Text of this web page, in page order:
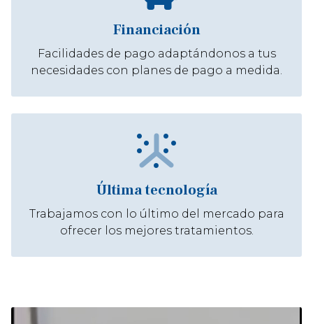
Financiación
Facilidades de pago adaptándonos a tus
necesidades con planes de pago a medida.
Última tecnología
Trabajamos con lo último del mercado para
ofrecer los mejores tratamientos.